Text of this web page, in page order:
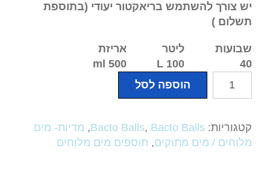
יש צורך להשתמש בריאקטור יעודי (בתוספת
תשלום )
שבועות ליטר
אריזת
40
L 100
500 ml
כמות
Balls
כדורי
הוספה לסל
קטגוריות: Bacto Balls, Bacto Balls
, מדיות- מים
מלוחים / מים מתוקים, תוספים מים מלוחים